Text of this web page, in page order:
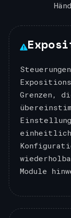
Grenzen,
Module